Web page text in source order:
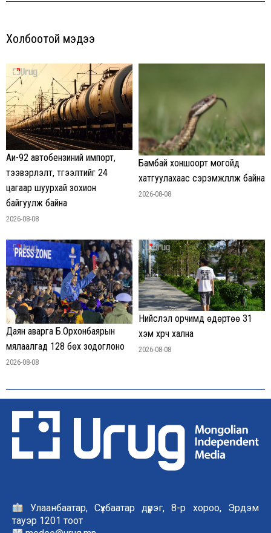
Холбоотой мэдээ
Аи-92 автобензиний импорт,
тээвэрлэлт, түгээлтийг 24
цагаар шуурхай зохион
байгуулж байна
2026-08-08
Бамбай хоншоорт могойд
хатгуулахаас сэрэмжлүүлж байна
2026-08-08
Даян аварга Б.Орхонбаярын
мялаалгад 128 бөх зодоглоно
2026-08-08
Нийслэл орчимд өдөртөө 31
хэм хүрч хална
2026-08-08
Улаанбаатар, Сүхбаатар дүүрэг, 8-р хороо, Эрдэм
тауэр 1201 тоот